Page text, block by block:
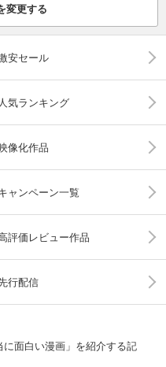
変更する
安セール
人気ランキング
像化作品
ャンペーン一覧
評価レビュー作品
行配信
面白い漫画」を紹介する記